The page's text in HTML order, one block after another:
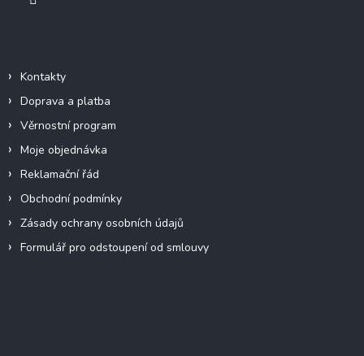
Kontakty
Doprava a platba
Věrnostní program
Moje objednávka
Reklamační řád
Obchodní podmínky
Zásady ochrany osobních údajů
Formulář pro odstoupení od smlouvy